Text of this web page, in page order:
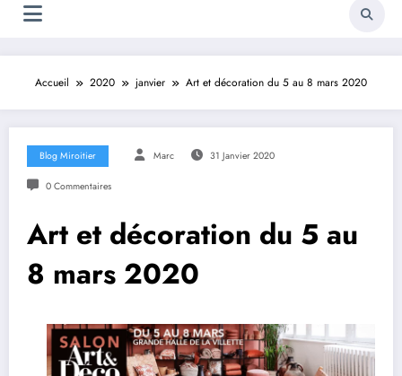
Accueil 2020 janvier Art et décoration du 5 au 8 mars 2020
Blog Miroitier Marc 31 Janvier 2020
0 Commentaires
Art et décoration du 5 au
8 mars 2020